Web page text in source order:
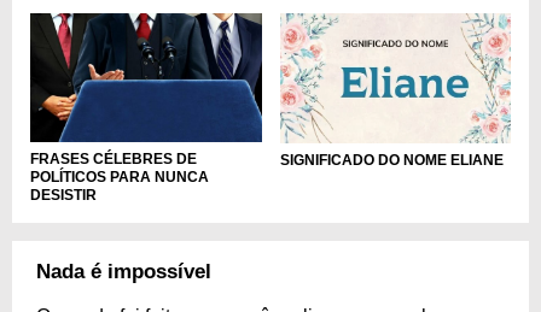
FRASES CÉLEBRES DE
POLÍTICOS PARA NUNCA
DESISTIR
SIGNIFICADO DO NOME ELIANE
Nada é impossível